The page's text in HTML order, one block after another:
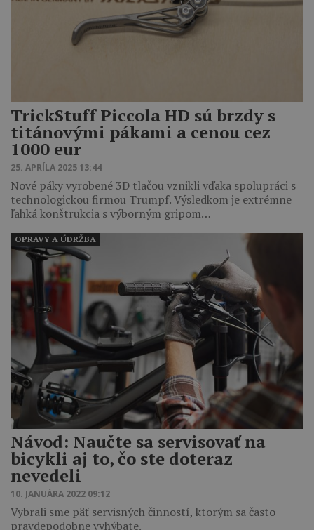
TrickStuff Piccola HD sú brzdy s
titánovými pákami a cenou cez
1000 eur
25. APRÍLA 2025 13:44
Nové páky vyrobené 3D tlačou vznikli vďaka spolupráci s
technologickou firmou Trumpf. Výsledkom je extrémne
ľahká konštrukcia s výborným gripom…
Návod: Naučte sa servisovať na
bicykli aj to, čo ste doteraz
nevedeli
10. JANUÁRA 2022 09:12
Vybrali sme päť servisných činností, ktorým sa často
pravdepodobne vyhýbate.
OPRAVY A ÚDRŽBA